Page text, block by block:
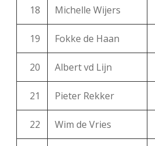
18 Michelle Wijers
19 Fokke de Haan
20 Albert vd Lijn
21 Pieter Rekker
22 Wim de Vries